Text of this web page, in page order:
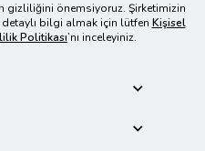
gizliliğini önemsiyoruz. Şirketimizin
detaylı bilgi almak için lütfen Kişisel
Politikası’nı inceleyiniz.